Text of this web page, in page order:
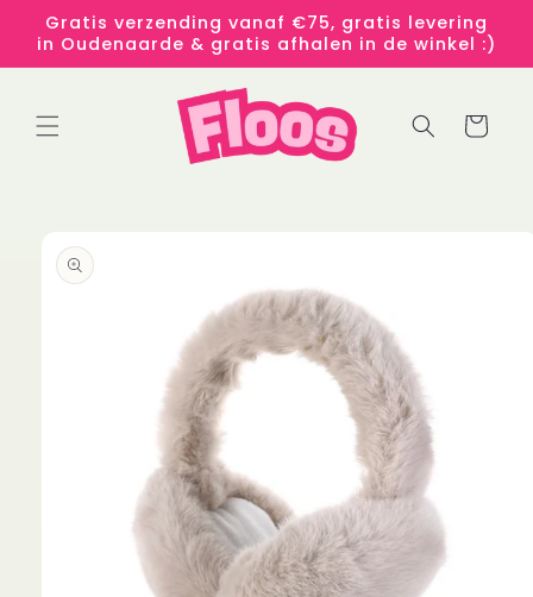
naar de
content
Gratis verzending vanaf €75, gratis levering
in Oudenaarde & gratis afhalen in de winkel :)
Winkelwagen